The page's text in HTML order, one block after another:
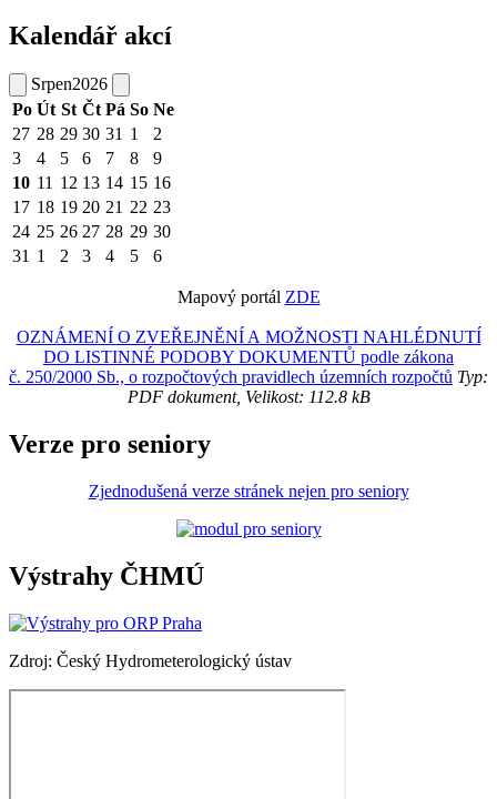
Kalendář akcí
Srpen2026
Po Út St Čt Pá So Ne
27 28 29 30 31 1
2
3
4 5 6 7 8
9
10 11 12 13 14 15 16
17 18 19 20 21 22 23
24 25 26 27 28 29 30
31 1 2 3 4 5 6
Mapový portál ZDE
OZNÁMENÍ O ZVEŘEJNĚNÍ A MOŽNOSTI NAHLÉDNUTÍ
DO LISTINNÉ PODOBY DOKUMENTŮ podle zákona
č. 250/2000 Sb., o rozpočtových pravidlech územních rozpočtů Typ:
PDF dokument, Velikost: 112.8 kB
Verze pro seniory
Zjednodušená verze stránek nejen pro seniory
Výstrahy ČHMÚ
Zdroj: Český Hydrometerologický ústav